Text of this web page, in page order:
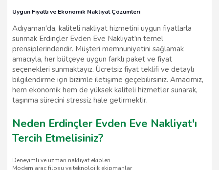
Uygun Fiyatlı ve Ekonomik Nakliyat Çözümleri
Adıyaman'da, kaliteli nakliyat hizmetini uygun fiyatlarla
sunmak Erdinçler Evden Eve Nakliyat'ın temel
prensiplerindendir. Müşteri memnuniyetini sağlamak
amacıyla, her bütçeye uygun farklı paket ve fiyat
seçenekleri sunmaktayız. Ücretsiz fiyat teklifi ve detaylı
bilgilendirme için bizimle iletişime geçebilirsiniz. Amacımız,
hem ekonomik hem de yüksek kaliteli hizmetler sunarak,
taşınma sürecini stressiz hale getirmektir.
Neden Erdinçler Evden Eve Nakliyat'ı
Tercih Etmelisiniz?
Deneyimli ve uzman nakliyat ekipleri
Modern araç filosu ve teknolojik ekipmanlar